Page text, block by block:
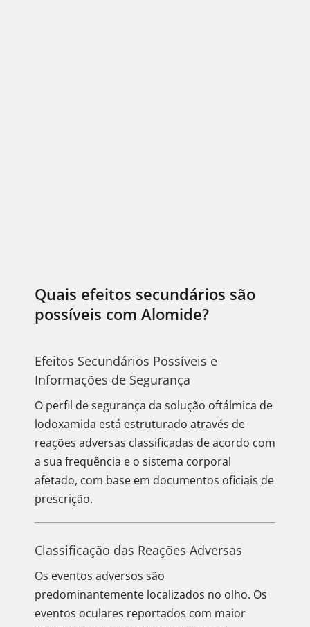
Quais efeitos secundários são
possíveis com Alomide?
Efeitos Secundários Possíveis e
Informações de Segurança
O perfil de segurança da solução oftálmica de
lodoxamida está estruturado através de
reações adversas classificadas de acordo com
a sua frequência e o sistema corporal
afetado, com base em documentos oficiais de
prescrição.
Classificação das Reações Adversas
Os eventos adversos são
predominantemente localizados no olho. Os
eventos oculares reportados com maior